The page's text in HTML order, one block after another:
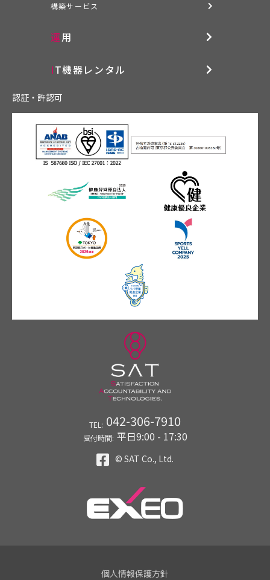
構築サービス
運用
IT機器レンタル
認証・許認可
TEL: 042-306-7910
受付時間: 平日9:00 - 17:30
© SAT Co., Ltd.
個人情報保護方針